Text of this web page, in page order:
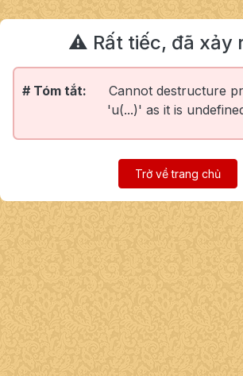
⚠️ Rất tiếc, đã xảy
# Tóm tắt:
Cannot destructure
'u(...)' as it is
Trở về trang chủ